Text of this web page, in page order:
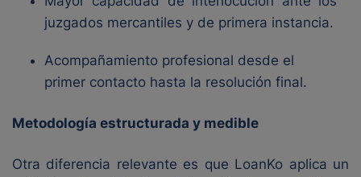
juzgados mercantiles y de primera instancia.
Acompañamiento profesional desde el
primer contacto hasta la resolución final.
Metodología estructurada y medible
Otra diferencia relevante es que LoanKo aplica un